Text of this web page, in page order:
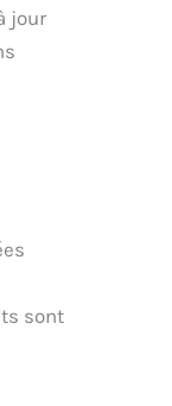
jour
sont